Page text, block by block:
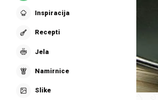
Inspiracija
Recepti
Jela
Namirnice
Slike